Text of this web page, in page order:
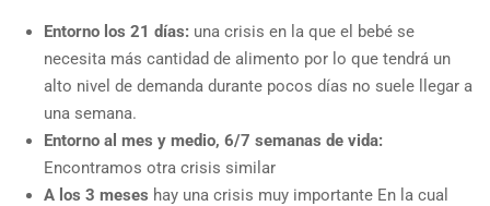
Entorno los 21 días: una crisis en la que el bebé se
necesita más cantidad de alimento por lo que tendrá un
alto nivel de demanda durante pocos días no suele llegar a
una semana.
Entorno al mes y medio, 6/7 semanas de vida:
Encontramos otra crisis similar
A los 3 meses hay una crisis muy importante En la cual